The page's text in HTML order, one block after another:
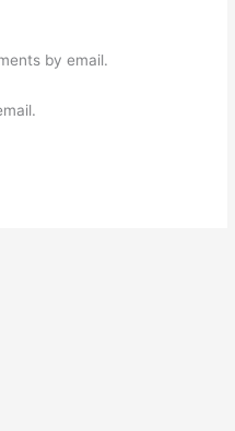
by email.